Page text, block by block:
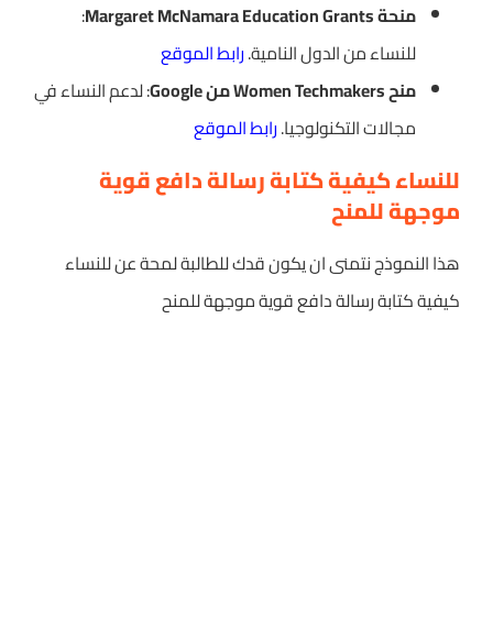
منحة Margaret McNamara Education Grants
:
للنساء من الدول النامية.رابط الموقع
منح Women Techmakers من Google
: لدعم النساء في
مجالات التكنولوجيا.رابط الموقع
للنساء كيفية كتابة رسالة دافع قوية
موجهة للمنح
هذا النموذج نتمنى ان يكون قدك للطالبة لمحة عن للنساء
كيفية كتابة رسالة دافع قوية موجهة للمنح